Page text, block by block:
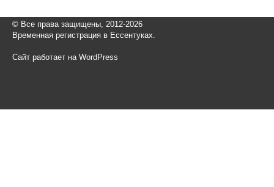
© Все права защищены, 2012-2026
Временная регистрация в Ессентуках.
Сайт работает на WordPress